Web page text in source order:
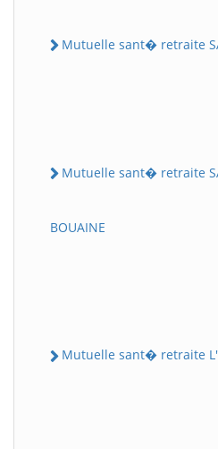
Mutuelle sant� retraite
Mutuelle sant� retraite
BOUAINE
Mutuelle sant� retraite